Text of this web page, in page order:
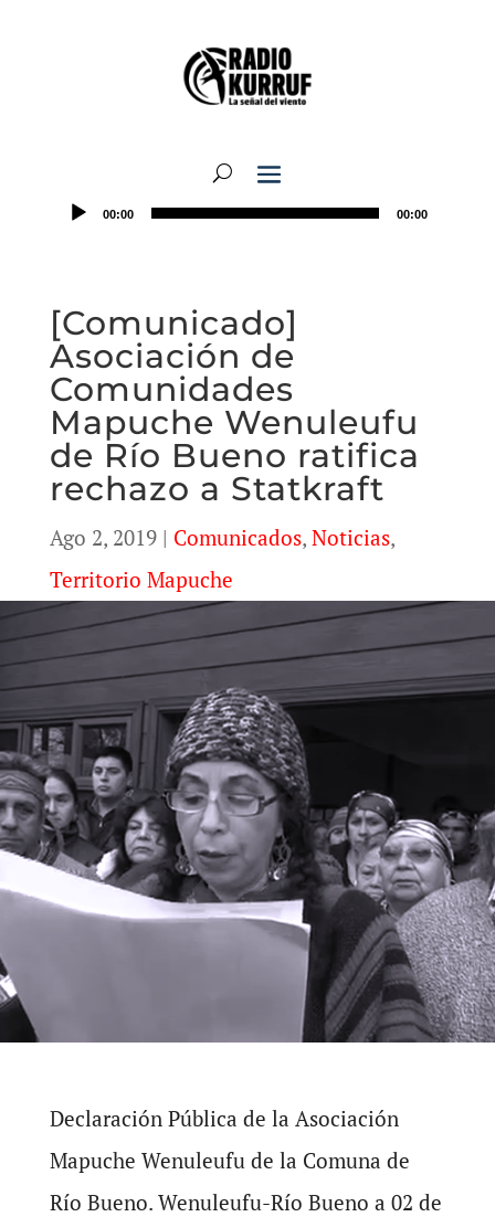
00:00 00:00
[Comunicado]
Asociación de
Comunidades
Mapuche Wenuleufu
de Río Bueno ratifica
rechazo a Statkraft
Ago 2, 2019| Comunicados, Noticias,
Territorio Mapuche
Declaración Pública de la Asociación
Mapuche Wenuleufu de la Comuna de
Río Bueno. Wenuleufu-Río Bueno a 02 de